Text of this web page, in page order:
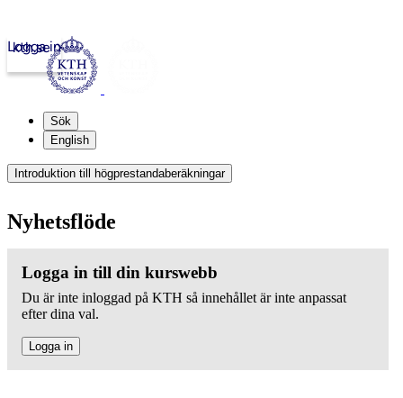
kth.se
Logga in
Sök
English
Introduktion till högprestandaberäkningar
Nyhetsflöde
Logga in till din kurswebb
Du är inte inloggad på KTH så innehållet är inte anpassat
efter dina val.
Logga in